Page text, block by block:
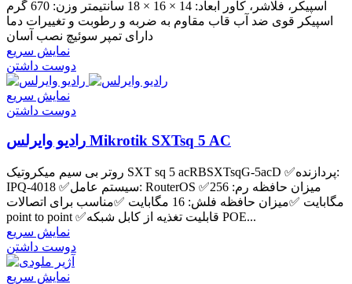
اسپیکر، فلاشر، کاور ابعاد: 14 × 16 × 18 سانتیمتر وزن: 670 گرم
اسپیکر قوی ضد آب قاب مقاوم به ضربه و رطوبت و تغییرات دما
دارای تمپر سوئیچ نصب آسان
نمایش سریع
دوست داشتن
نمایش سریع
دوست داشتن
رادیو وایرلس Mikrotik SXTsq 5 AC
روتر بی سیم میکروتیک SXT sq 5 acRBSXTsqG-5acD ✅پردازنده:
IPQ-4018 ✅سیستم عامل: RouterOS ✅میزان حافظه رم: 256
مگابایت ✅میزان حافظه فلش: 16 مگابایت ✅مناسب برای اتصالات
point to point ✅قابلیت تغذیه از کابل شبکه POE...
نمایش سریع
دوست داشتن
نمایش سریع